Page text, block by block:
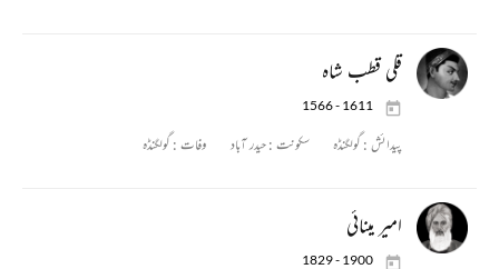
قلی قطب شاہ
1566 - 1611
پیدائش : گولگنڈہ سکونت :حیدر آباد وفات : گولگنڈہ
امیر مینائی
1829 - 1900